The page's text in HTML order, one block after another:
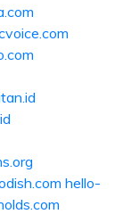
hello-